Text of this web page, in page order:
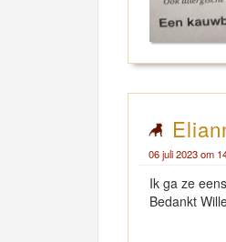
06 juli 2023 om
Ik ga ze
Bedankt